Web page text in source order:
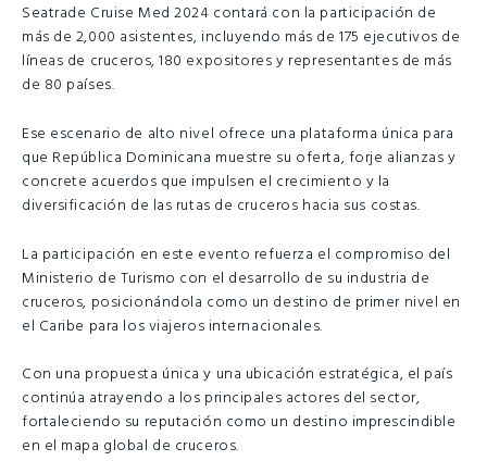
Seatrade Cruise Med 2024 contará con la participación de
más de 2,000 asistentes, incluyendo más de 175 ejecutivos de
líneas de cruceros, 180 expositores y representantes de más
de 80 países.
Ese escenario de alto nivel ofrece una plataforma única para
que República Dominicana muestre su oferta, forje alianzas y
concrete acuerdos que impulsen el crecimiento y la
diversificación de las rutas de cruceros hacia sus costas.
La participación en este evento refuerza el compromiso del
Ministerio de Turismo con el desarrollo de su industria de
cruceros, posicionándola como un destino de primer nivel en
el Caribe para los viajeros internacionales.
Con una propuesta única y una ubicación estratégica, el país
continúa atrayendo a los principales actores del sector,
fortaleciendo su reputación como un destino imprescindible
en el mapa global de cruceros.